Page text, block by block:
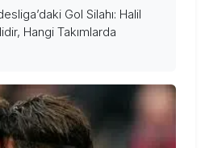
Gol Silahı: Halil
Hangi Takımlarda